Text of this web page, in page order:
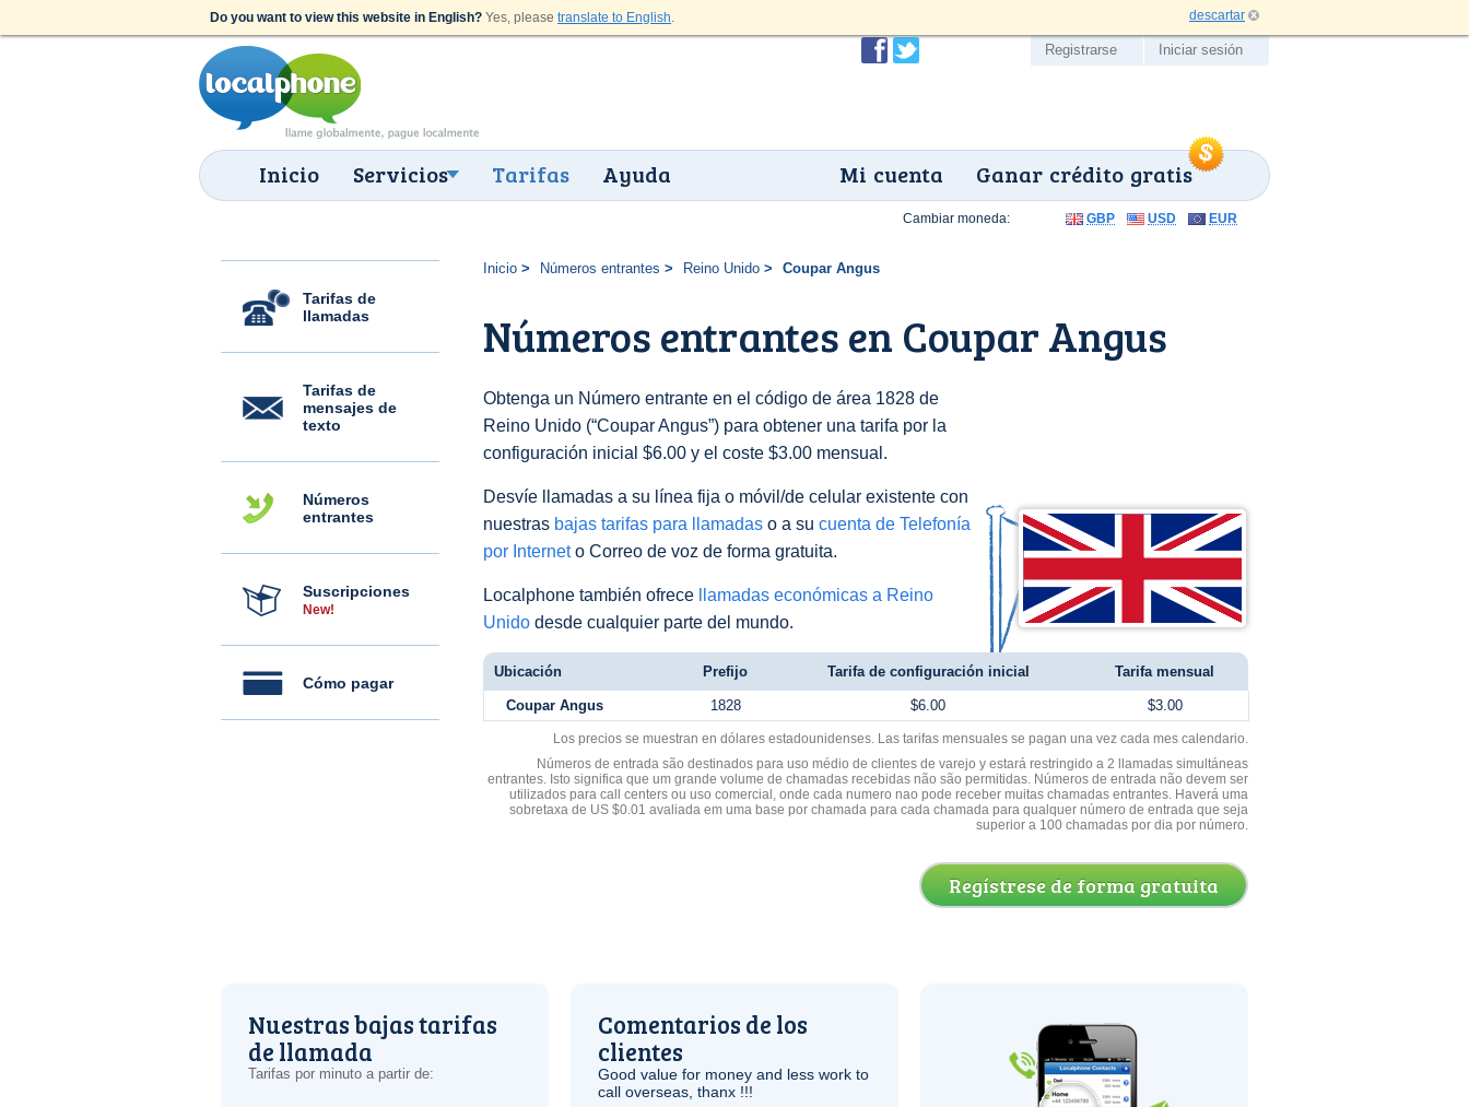
Do you want to view this website in English? Yes, please translate to English. descartar
Inicio Servicios Tarifas Ayuda Ganar crédito gratis
Mi cuenta
Registrarse Iniciar sesión
Tarifas de
llamadas
Tarifas de
mensajes de
texto
Números
entrantes
Suscripciones
New!
Cómo pagar
Inicio Números entrantes Reino Unido Coupar Angus
Números entrantes en Coupar Angus
Obtenga un Número entrante en el código de área 1828 de
Reino Unido (“Coupar Angus”) para obtener una tarifa por la
configuración inicial $6.00 y el coste $3.00 mensual.
Desvíe llamadas a su línea fija o móvil/de celular existente con
nuestras bajas tarifas para llamadas o a su cuenta de Telefonía
por Interneto Correo de voz de forma gratuita.
Localphone también ofrece
llamadas económicas a Reino
Unido desde cualquier parte del mundo.
Cambiar moneda: GBP USD EUR
Ubicación Prefijo Tarifa de configuración inicial Tarifa mensual
Coupar Angus 1828 $6.00 $3.00
Los precios se muestran en dólares estadounidenses. Las tarifas mensuales se pagan una vez cada mes calendario.
Números de entrada são destinados para uso médio de clientes de varejo y estará restringido a 2 llamadas simultáneas
entrantes. Isto significa que um grande volume de chamadas recebidas não são permitidas. Números de entrada não devem ser
utilizados para call centers ou uso comercial, onde cada numero nao pode receber muitas chamadas entrantes. Haverá uma
sobretaxa de US $0.01 avaliada em uma base por chamada para cada chamada para qualquer número de entrada que seja
superior a 100 chamadas por dia por número.
Regístrese de forma gratuita
Nuestras bajas tarifas
de llamada
Tarifas por minuto a partir de:
Comentarios de los
clientes
Good value for money and less work to
call overseas, thanx !!!